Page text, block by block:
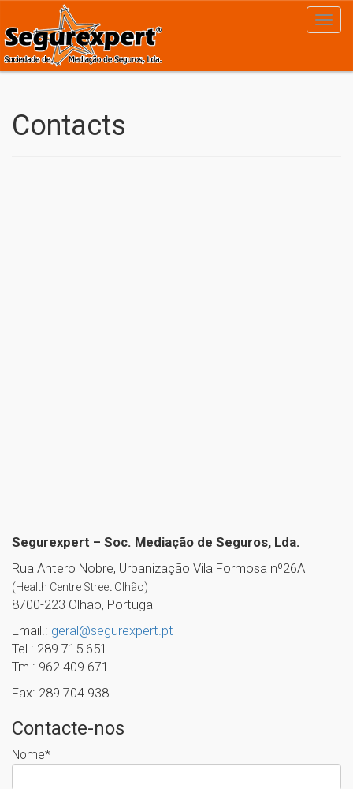
Contacts
Segurexpert – Soc. Mediação de Seguros, Lda.
Rua Antero Nobre, Urbanização Vila Formosa nº26A
(Health Centre Street Olhão)
8700-223 Olhão, Portugal
Email.: geral@segurexpert.pt
Tel.: 289 715 651
Tm.: 962 409 671
Fax: 289 704 938
Contacte-nos
Nome*